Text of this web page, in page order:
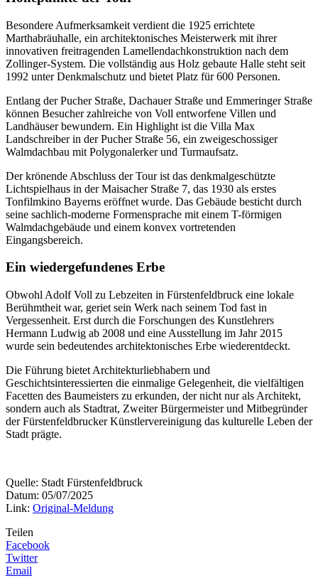
Besondere Aufmerksamkeit verdient die 1925 errichtete
Marthabräuhalle, ein architektonisches Meisterwerk mit ihrer
innovativen freitragenden Lamellendachkonstruktion nach dem
Zollinger-System. Die vollständig aus Holz gebaute Halle steht seit
1992 unter Denkmalschutz und bietet Platz für 600 Personen.
Entlang der Pucher Straße, Dachauer Straße und Emmeringer Straße
können Besucher zahlreiche von Voll entworfene Villen und
Landhäuser bewundern. Ein Highlight ist die Villa Max
Landschreiber in der Pucher Straße 56, ein zweigeschossiger
Walmdachbau mit Polygonalerker und Turmaufsatz.
Der krönende Abschluss der Tour ist das denkmalgeschützte
Lichtspielhaus in der Maisacher Straße 7, das 1930 als erstes
Tonfilmkino Bayerns eröffnet wurde. Das Gebäude besticht durch
seine sachlich-moderne Formensprache mit einem T-förmigen
Walmdachgebäude und einem konvex vortretenden
Eingangsbereich.
Ein wiedergefundenes Erbe
Obwohl Adolf Voll zu Lebzeiten in Fürstenfeldbruck eine lokale
Berühmtheit war, geriet sein Werk nach seinem Tod fast in
Vergessenheit. Erst durch die Forschungen des Kunstlehrers
Hermann Ludwig ab 2008 und eine Ausstellung im Jahr 2015
wurde sein bedeutendes architektonisches Erbe wiederentdeckt.
Die Führung bietet Architekturliebhabern und
Geschichtsinteressierten die einmalige Gelegenheit, die vielfältigen
Facetten des Baumeisters zu erkunden, der nicht nur als Architekt,
sondern auch als Stadtrat, Zweiter Bürgermeister und Mitbegründer
der Fürstenfeldbrucker Künstlervereinigung das kulturelle Leben der
Stadt prägte.
Quelle: Stadt Fürstenfeldbruck
Datum: 05/07/2025
Link: Original-Meldung
Teilen
Facebook
Twitter
Email